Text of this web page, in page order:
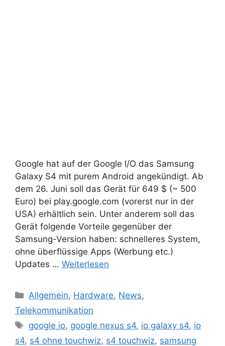
Google hat auf der Google I/O das Samsung
Galaxy S4 mit purem Android angekündigt. Ab
dem 26. Juni soll das Gerät für 649 $ (~ 500
Euro) bei play.google.com (vorerst nur in der
USA) erhältlich sein. Unter anderem soll das
Gerät folgende Vorteile gegenüber der
Samsung-Version haben: schnelleres System,
ohne überflüssige Apps (Werbung etc.)
Updates … Weiterlesen
Kategorien
Allgemein, Hardware, News,
Telekommunikation
Schlagwörter
google io, google nexus s4, io galaxy s4, io
s4, s4 ohne touchwiz, s4 touchwiz, samsung